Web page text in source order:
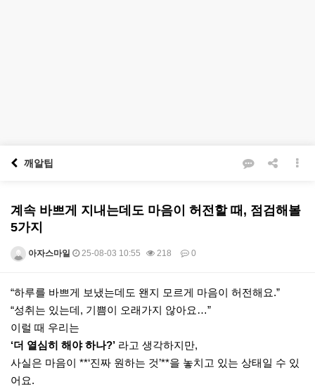
깨알팁
계속 바쁘게 지내는데도 마음이 허전할 때, 점검해볼
5가지
아자스마일 25-08-03 10:55 218 0
본문
“하루를 바쁘게 보냈는데도 왠지 모르게 마음이 허전해요.”
“성취는 있는데, 기쁨이 오래가지 않아요…”
이럴 때 우리는
‘더 열심히 해야 하나?’ 라고 생각하지만,
사실은 마음이 **‘진짜 원하는 것’**을 놓치고 있는 상태일 수 있
어요.